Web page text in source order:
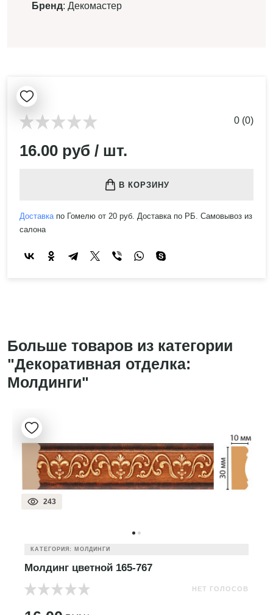
Бренд: Декомастер
0 (0)
16.00 руб / шт.
В КОРЗИНУ
Доставкапо Гомелю от 20 руб. Доставка по РБ. Самовывоз из
салона
Больше товаров из категории
"Декоративная отделка:
Молдинги"
243
КАТЕГОРИЯ: МОЛДИНГИ
Молдинг цветной 165-767
НЕТ ГОЛОСОВ